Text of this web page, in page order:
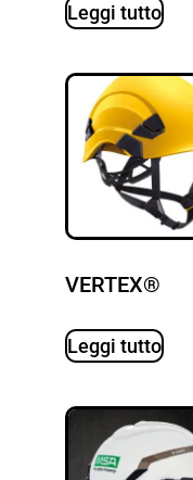
Leggi tutto
VERTEX®
Leggi tutto